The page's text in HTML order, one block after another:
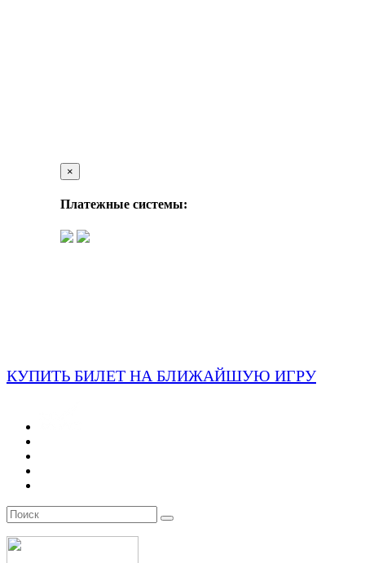
×
Платежные системы:
КУПИТЬ БИЛЕТ НА БЛИЖАЙШУЮ ИГРУ